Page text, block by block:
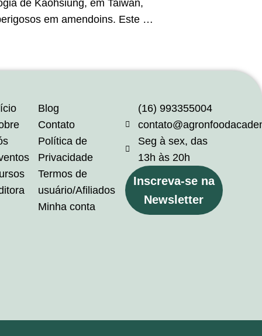
de Kaohsiung, em Taiwan,
em amendoins. Este …
Blog
Contato
Política de
Privacidade
Termos de
usuário/Afiliados
Minha conta
(16) 993355004
Seg à sex, das
13h às 20h
Inscreva-se na
Newsletter